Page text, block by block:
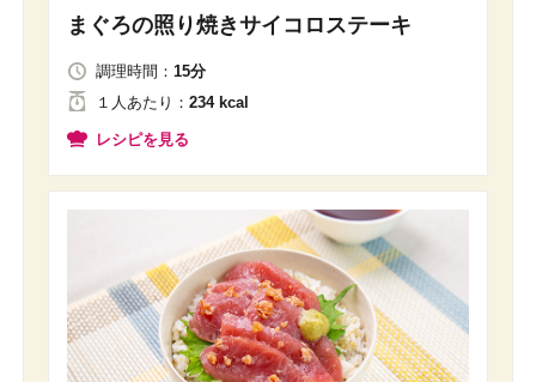
まぐろの照り焼きサイコロステーキ
調理時間： 15分
１人 あたり ： 234 kcal
レシピを見る